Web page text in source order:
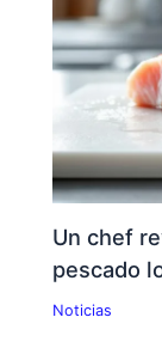
Un chef
pescado
Noticias